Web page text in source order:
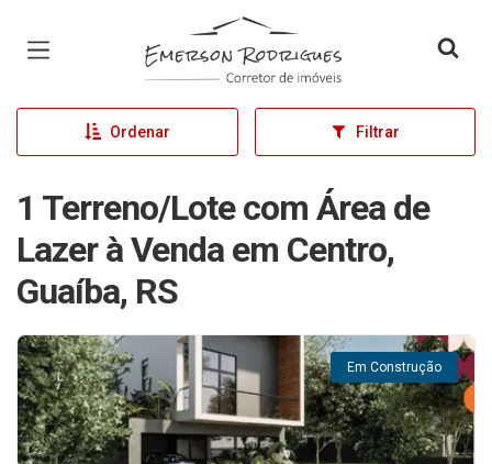
Página inicial
Ordenar Filtrar
1 Terreno/Lote com Área de
Lazer à Venda em Centro,
Guaíba, RS
Em Construção